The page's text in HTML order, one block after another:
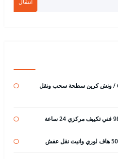
انتقال
ونش ابو حليفة رقم / 65557275 / ونش كرين سطحة سحب ونقل